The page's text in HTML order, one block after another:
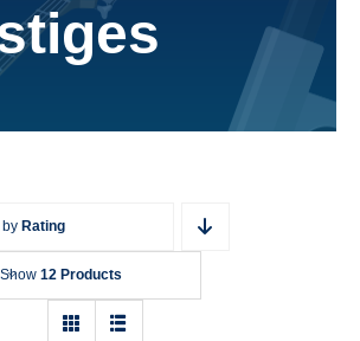
by Rating
Show 12 Products